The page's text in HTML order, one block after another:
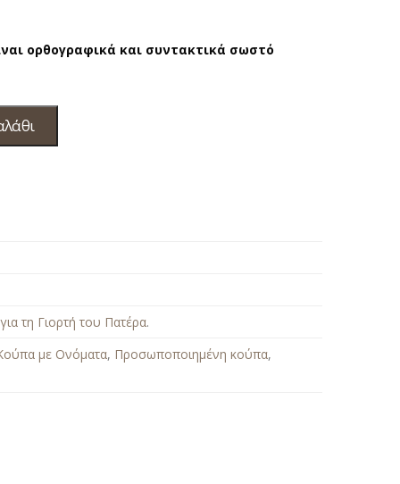
ορθογραφικά και συντακτικά σωστό
τη Γιορτή του Πατέρα.
με Ονόματα, Προσωποποιημένη κούπα,